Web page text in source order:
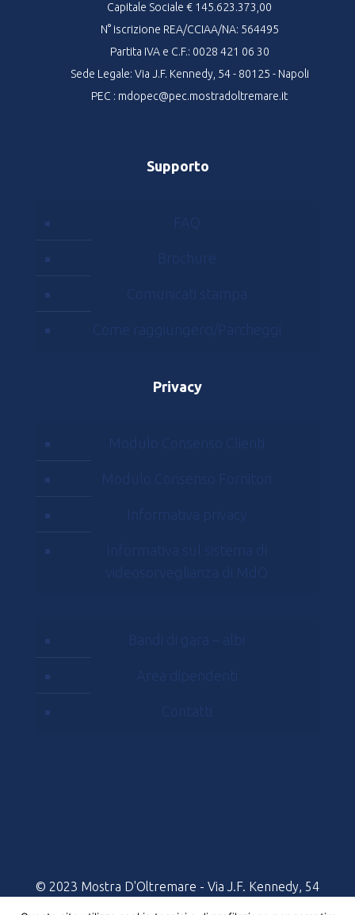
Capitale Sociale € 145.623.373,00
N° iscrizione REA/CCIAA/NA: 564495
Partita IVA e C.F.: 0028 421 06 30
Sede Legale: Via J.F. Kennedy, 54 - 80125 - Napoli
PEC : mdopec@pec.mostradoltremare.it
Supporto
FAQ
Brochure
Comunicati stampa
Come raggiungerci/Parcheggi
Privacy
Modulo Consenso Clienti
Modulo Consenso Fornitori
Informativa privacy
Informativa sul sistema di
videosorveglianza di MdO
Bandi di gara – albi
Area dipendenti
Contatti
© 2023 Mostra D'Oltremare - Via J.F. Kennedy, 54